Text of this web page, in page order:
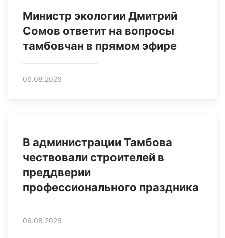
Министр экологии Дмитрий
Сомов ответит на вопросы
тамбовчан в прямом эфире
06.08.2026
В администрации Тамбова
чествовали строителей в
преддверии
профессионального праздника
06.08.2026